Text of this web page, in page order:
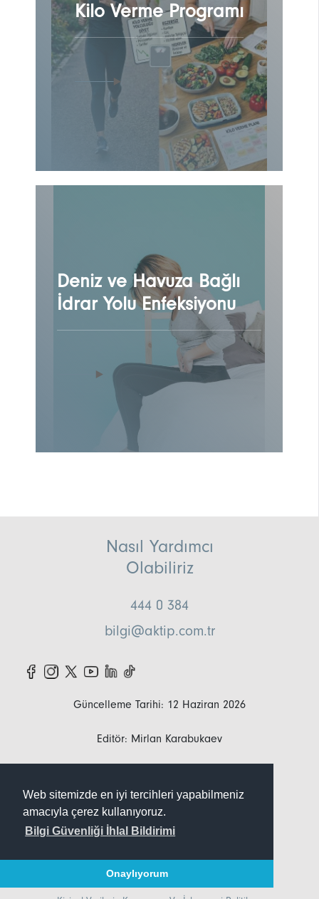
Web sitemizde en iyi tercihleri yapabilmeniz
amacıyla çerez kullanıyoruz.
Bilgi Güvenliği İhlal Bildirimi
Onaylıyorum
Kilo Verme Programı
Deniz ve Havuza Bağlı
İdrar Yolu Enfeksiyonu
Nasıl Yardımcı
Olabiliriz
444 0 384
bilgi@aktip.com.tr
Güncelleme Tarihi: 12 Haziran 2026
Editör: Mirlan Karabukaev
Görüntülü Kayıt Politikası Aydınlatma Metni